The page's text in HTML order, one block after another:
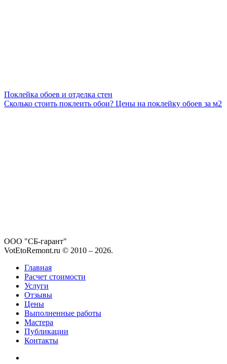
Поклейка обоев и отделка стен
Сколько стоить поклеить обои? Цены на поклейку обоев за м2
ООО "СБ-гарант"
VotEtoRemont.ru © 2010 – 2026.
Главная
Расчет стоимости
Услуги
Отзывы
Цены
Выполненные работы
Мастера
Публикации
Контакты